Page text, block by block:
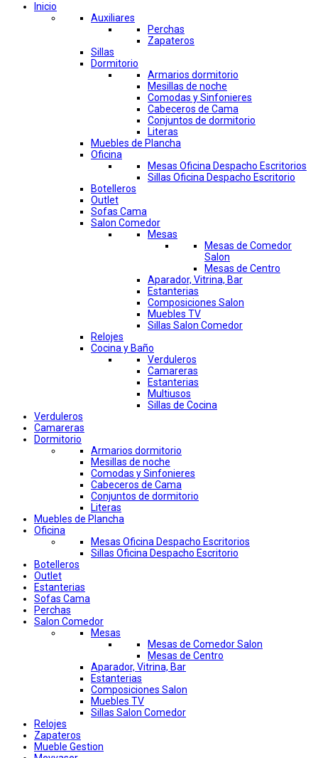
Inicio
Auxiliares
Perchas
Zapateros
Sillas
Dormitorio
Armarios dormitorio
Mesillas de noche
Comodas y Sinfonieres
Cabeceros de Cama
Conjuntos de dormitorio
Literas
Muebles de Plancha
Oficina
Mesas Oficina Despacho Escritorios
Sillas Oficina Despacho Escritorio
Botelleros
Outlet
Sofas Cama
Salon Comedor
Mesas
Mesas de Comedor
Salon
Mesas de Centro
Aparador, Vitrina, Bar
Estanterias
Composiciones Salon
Muebles TV
Sillas Salon Comedor
Relojes
Cocina y Baño
Verduleros
Camareras
Estanterias
Multiusos
Sillas de Cocina
Verduleros
Camareras
Dormitorio
Armarios dormitorio
Mesillas de noche
Comodas y Sinfonieres
Cabeceros de Cama
Conjuntos de dormitorio
Literas
Muebles de Plancha
Oficina
Mesas Oficina Despacho Escritorios
Sillas Oficina Despacho Escritorio
Botelleros
Outlet
Estanterias
Sofas Cama
Perchas
Salon Comedor
Mesas
Mesas de Comedor Salon
Mesas de Centro
Aparador, Vitrina, Bar
Estanterias
Composiciones Salon
Muebles TV
Sillas Salon Comedor
Relojes
Zapateros
Mueble Gestion